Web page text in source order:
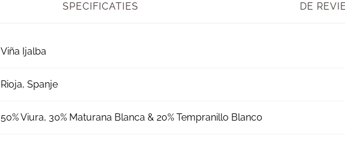
SPECIFICATIES DE
Viña Ijalba
Rioja, Spanje
50% Viura, 30% Maturana Blanca & 20% Tempranillo Blanco